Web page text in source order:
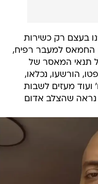
בעצם רק כשירות
החמאס למעבר רפיח,
על תנאי המאסר של
הורשעו, נכלאו,
ועוד מעזים לשבות
שהצלב אדום